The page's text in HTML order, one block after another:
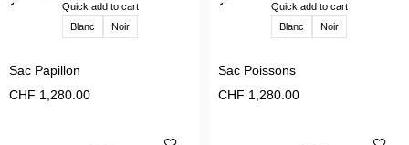
Quick add to cart
Blanc
Noir
Sac Papillon
CHF 1,280.00
Quick add to cart
Blanc
Noir
Sac Poissons
CHF 1,280.00